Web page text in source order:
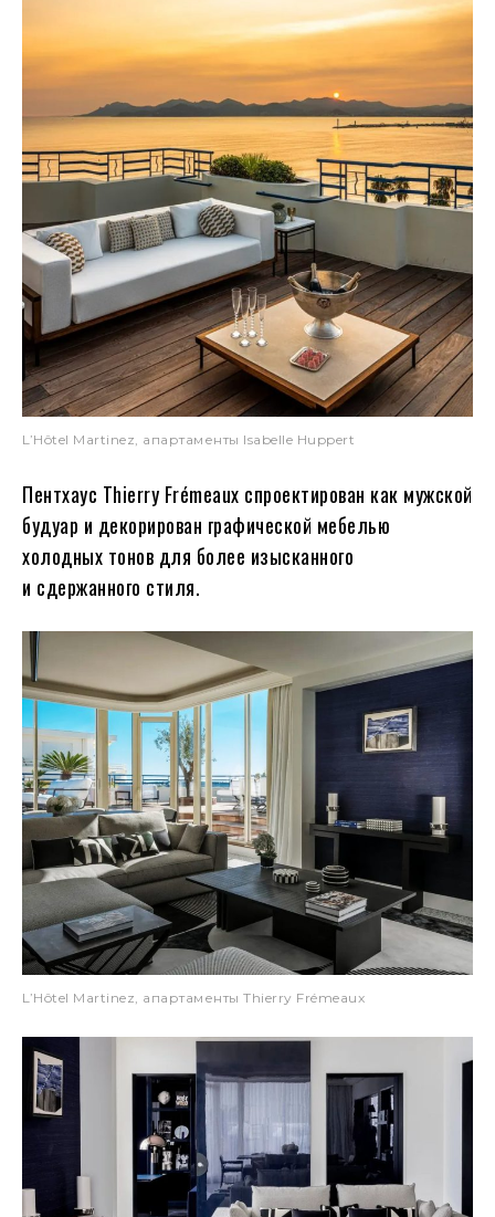
L’Hôtel Martinez, апартаменты Isabelle Huppert
Пентхаус Thierry Frémeaux спроектирован как мужской
будуар и декорирован графической мебелью
холодных тонов для более изысканного
и сдержанного стиля.
L’Hôtel Martinez, апартаменты Thierry Frémeaux